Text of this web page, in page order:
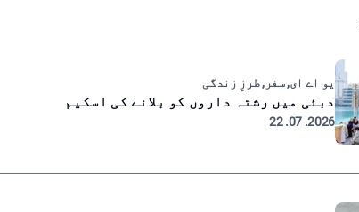
یو اے ای, سفر, طرزِ زندگی
دبئی میں رشتہ داروں کو بلانے کی اسکیم
2026. 07. 22